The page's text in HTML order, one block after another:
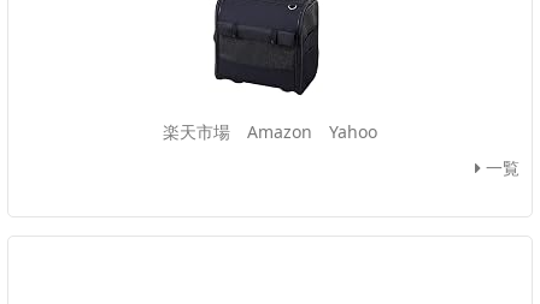
楽天市場 Amazon
Yahoo
一覧